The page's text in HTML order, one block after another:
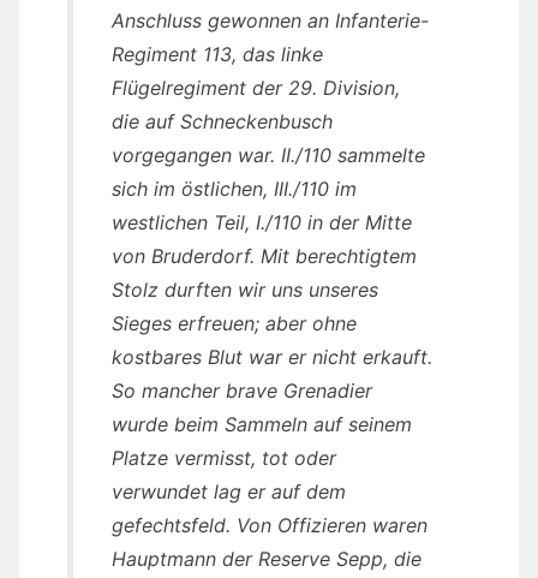
Anschluss gewonnen an Infanterie-
Regiment 113, das linke
Flügelregiment der 29. Division,
die auf Schneckenbusch
vorgegangen war. II./110 sammelte
sich im östlichen, III./110 im
westlichen Teil, I./110 in der Mitte
von Bruderdorf. Mit berechtigtem
Stolz durften wir uns unseres
Sieges erfreuen; aber ohne
kostbares Blut war er nicht erkauft.
So mancher brave Grenadier
wurde beim Sammeln auf seinem
Platze vermisst, tot oder
verwundet lag er auf dem
gefechtsfeld. Von Offizieren waren
Hauptmann der Reserve Sepp, die